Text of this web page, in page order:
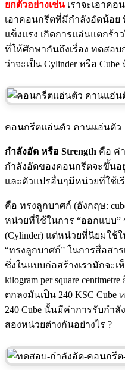
ยกตัวอย่างเช่นเราจะเอาคอ
เอาคอนกรีตที่มีกำลังอัดน้อย
แข็งแรง เกิดการแอ่นแตกร้า
ที่ให้ศึกษากันถึงเรื่อง ทดสอ
ว่าจะเป็น Cylinder หรือ
คอนกรีตแอ่นตัว คานแอ่นตัว
กำลังอัด หรือ Strength คือ ค่
กำลังอัดของคอนกรีตจะขึ้น
และตัวแปรอื่นๆมีหน่วยที่ใช้เ
คือ ทรงลูกบาศก์ (อังกฤษ:
หน่วยที่ใช้ในการ “ออกแบบ”
(Cylinder) แต่หน่วยที่นิยมใช้
“ทรงลูกบาศก์” ในการสื่อสา
ซึ่งในแบบก่อสร้างเรามักจะเ
kilogram per square
ตกลงมันเป็น 240 KSC Cube
240 Cube นั้นมีค่าการรับกำลั
สองหน่วยต่างกันอย่างไร ?